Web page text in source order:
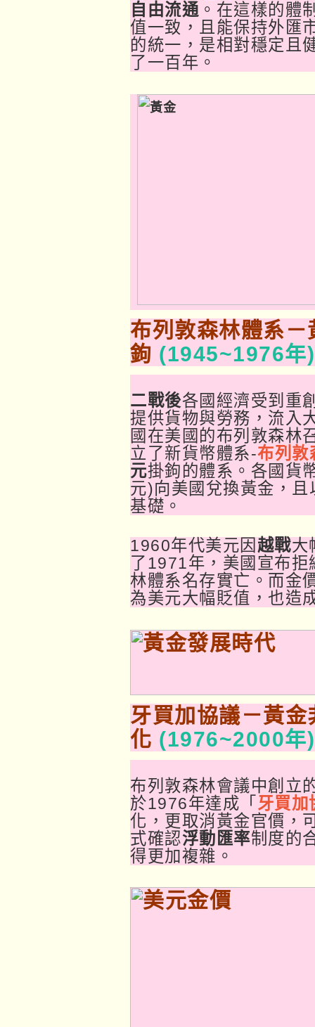
自由流通 。在這樣的體
值一致，且能保持外匯
的統一，是相對穩定且
了一百年。
布列敦森林體系－
鉤 (1945~1976年)
二戰後各國經濟受到重
提供貨物與勞務，流入
國在美國的布列敦森林
立了新貨幣體系-布列敦
元掛鉤的體系。各國貨
元)向美國兌換黃金，
基礎。
1960年代美元因 越戰大
了1971年，美國宣布
林體系名存實亡。而金
為美元大幅貶值，也造
牙買加協議－黃金
化 (1976~2000年)
布列敦森林會議中創立
於1976年達成「 牙買加
化，更取消黃金官價，
式確認浮動匯率制度的
得更加複雜。